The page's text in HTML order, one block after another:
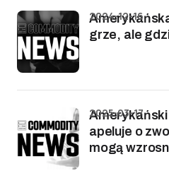
grze, ale
2024-12-16
apeluje o
mogą
2025-03-17